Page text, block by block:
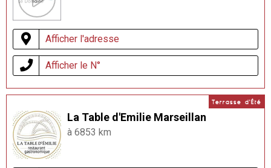
Afficher l'adresse
Afficher le N°
Terrasse d'Été
La Table d'Emilie Marseillan
à 6853 km